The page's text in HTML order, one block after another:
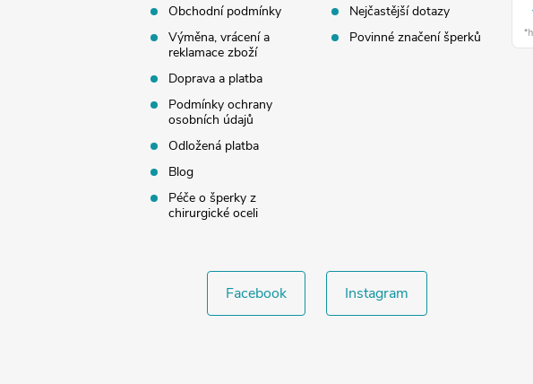
Obchodní podmínky
Výměna, vrácení a
reklamace zboží
Doprava a platba
Podmínky ochrany
osobních údajů
Odložená platba
Blog
Péče o šperky z
chirurgické oceli
Nejčastější dotazy
Povinné značení šperků
Facebook Instagram